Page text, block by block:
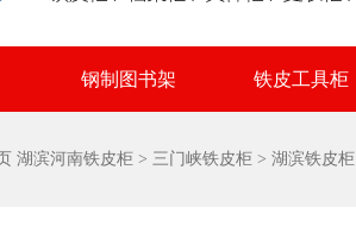
钢制图书架 铁皮工具柜
湖滨河南铁皮柜 > 三门峡铁皮柜 > 湖滨铁皮柜